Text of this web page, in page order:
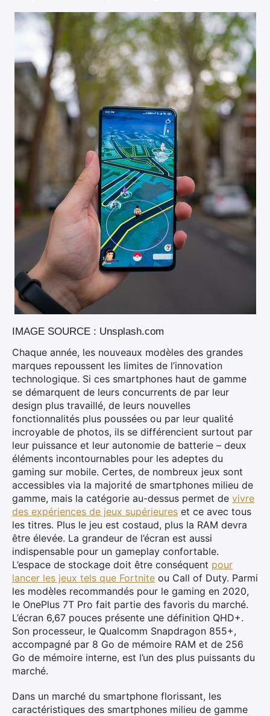
IMAGE SOURCE : Unsplash.com
Chaque année, les nouveaux modèles des grandes
marques repoussent les limites de l’innovation
technologique. Si ces smartphones haut de gamme
se démarquent de leurs concurrents de par leur
design plus travaillé, de leurs nouvelles
fonctionnalités plus poussées ou par leur qualité
incroyable de photos, ils se différencient surtout par
leur puissance et leur autonomie de batterie – deux
éléments incontournables pour les adeptes du
gaming sur mobile. Certes, de nombreux jeux sont
accessibles via la majorité de smartphones milieu de
gamme, mais la catégorie au-dessus permet de vivre
des expériences de jeux supérieures et ce avec tous
les titres. Plus le jeu est costaud, plus la RAM devra
être élevée. La grandeur de l’écran est aussi
indispensable pour un gameplay confortable.
L’espace de stockage doit être conséquent pour
lancer les jeux tels que Fortnite ou Call of Duty. Parmi
les modèles recommandés pour le gaming en 2020,
le OnePlus 7T Pro fait partie des favoris du marché.
L’écran 6,67 pouces présente une définition QHD+.
Son processeur, le Qualcomm Snapdragon 855+,
accompagné par 8 Go de mémoire RAM et de 256
Go de mémoire interne, est l’un des plus puissants du
marché.
Dans un marché du smartphone florissant, les
caractéristiques des smartphones milieu de gamme